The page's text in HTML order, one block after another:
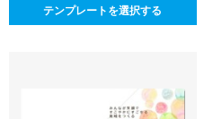
テンプレートを選択する